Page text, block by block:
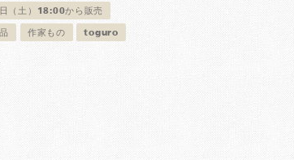
（土）18:00から販売
作家もの toguro